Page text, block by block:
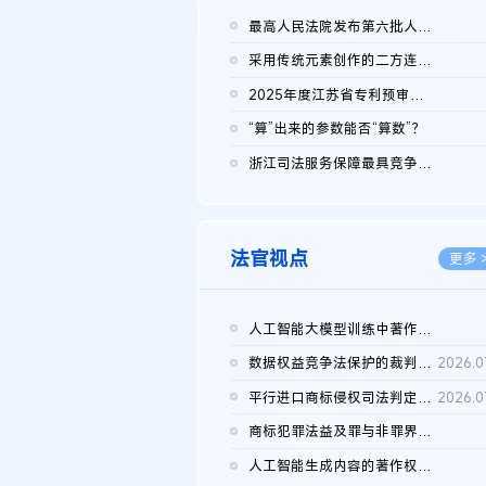
最高人民法院发布第六批人民法院种业知识产权司法保护典型案例 含...
采用传统元素创作的二方连续装饰图案作品的独创性及侵权对比认定
2025年度江苏省专利预审典型案例
“算”出来的参数能否“算数”？
浙江司法服务保障最具竞争力营商环境建设典型案例（第二批）含侵...
法官视点 更多
人工智能大模型训练中著作权的合理使用
数据权益竞争法保护的裁判路径构建
平行进口商标侵权司法判定规则的困境与纾解
商标犯罪法益及罪与非罪界限研究
人工智能生成内容的著作权司法认定：演进逻辑、现实困境与规则建...